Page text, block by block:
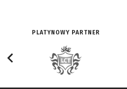
PLATYNOWY PARTNER